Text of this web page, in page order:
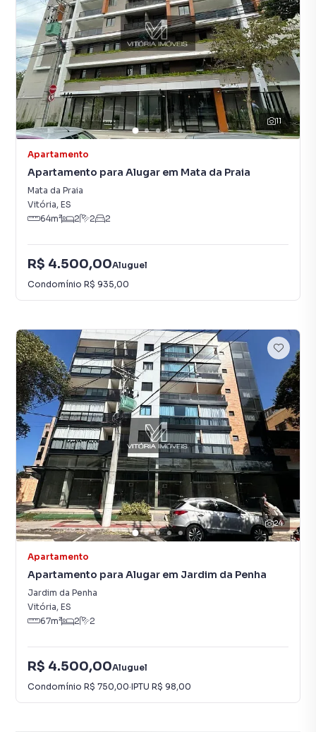
11
Apartamento
Apartamento para Alugar em Mata da Praia
Mata da Praia
Vitória, ES
64m² 2 2 2
R$ 4.500,00Aluguel
Condomínio R$ 935,00
24
Apartamento
Apartamento para Alugar em Jardim da Penha
Jardim da Penha
Vitória, ES
67m² 2 2
R$ 4.500,00Aluguel
Condomínio R$ 750,00·IPTU R$ 98,00